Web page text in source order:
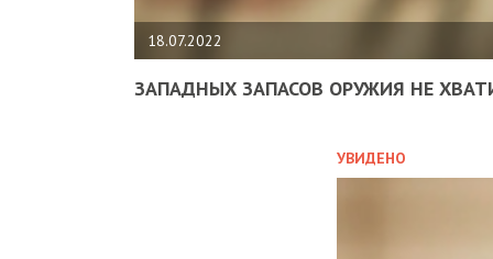
18.07.2022
ЗАПАДНЫХ ЗАПАСОВ ОРУЖИЯ НЕ
УВИДЕНО